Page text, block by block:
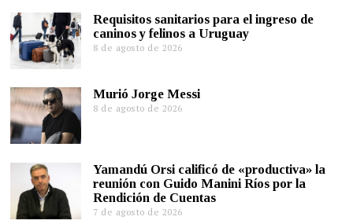
Requisitos sanitarios para el ingreso de
caninos y felinos a Uruguay
8 de agosto de 2026
Murió Jorge Messi
8 de agosto de 2026
Yamandú Orsi calificó de «productiva» la
reunión con Guido Manini Ríos por la
Rendición de Cuentas
7 de agosto de 2026